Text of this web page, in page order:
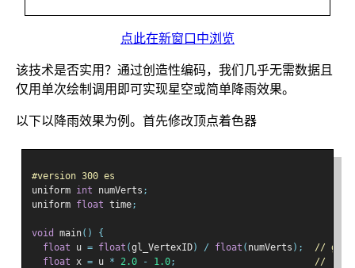
点此在新窗口中浏览
该技术是否实用？通过创造性编码，我们几乎无需数据且
仅用单次绘制调用即可实现星空或简单降雨效果。
以下以降雨效果为例。首先修改顶点着色器
#version 300 es
uniform int numVerts ;
uniform float time;
void main()
{
float u = float (gl_VertexID) / float ( numVerts );
//
float x = u * 2.0 - 1.0;
// -1